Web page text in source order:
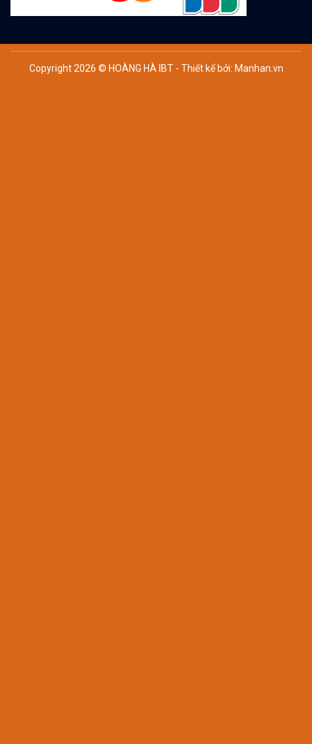
Copyright 2026 © HOÀNG HÀ IBT - Thiết kế bởi: Manhan.vn